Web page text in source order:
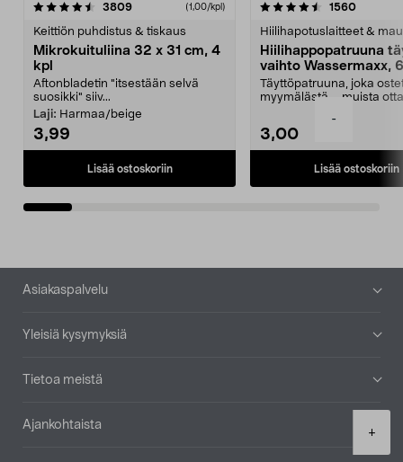
-
+
3809arvostelut (1,00/kpl)
Keittiön puhdistus & tiskaus
Mikrokuituliina 32 x 31 cm, 4
kpl
Aftonbladetin "itsestään selvä
suosikki" siiv...
Laji: Harmaa/beige
3,99
Lisää ostoskoriin
4.5viidestä
1560
Hiilihapotuslaitteet &
Hiilihappopatruuna
vaihto Wassermaxx,
Täyttöpatruuna, joka
myymälästä – muista
3,00
Lisää ostoskoriin
4.5viidestä
Alatunniste
Asiakaspalvelu
Yleisiä kysymyksiä
Tietoa meistä
Ajankohtaista